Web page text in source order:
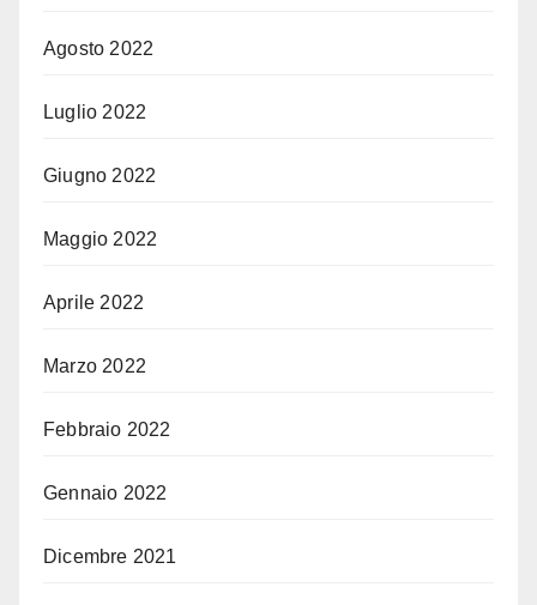
Agosto 2022
Luglio 2022
Giugno 2022
Maggio 2022
Aprile 2022
Marzo 2022
Febbraio 2022
Gennaio 2022
Dicembre 2021